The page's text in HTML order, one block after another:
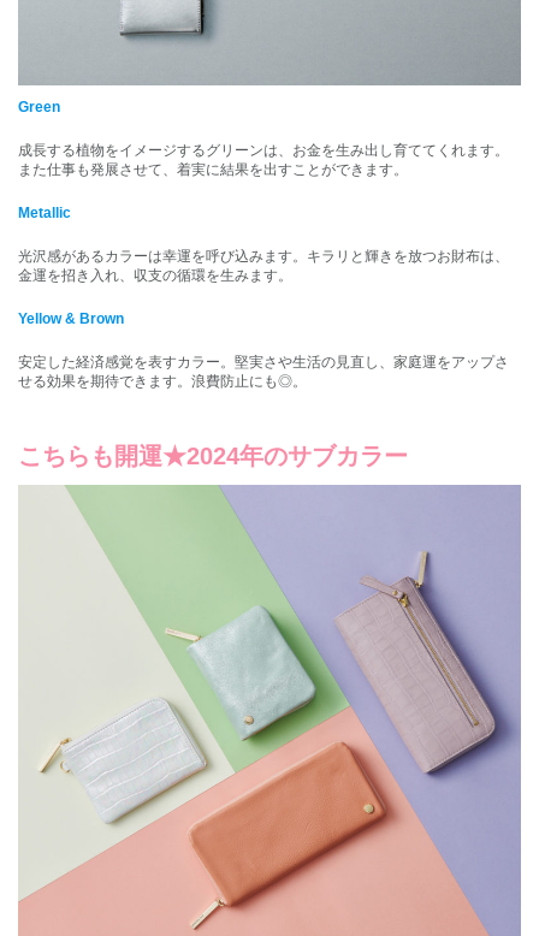
Green
成長する植物をイメージするグリーンは、お金を生み出し育ててくれます。
また仕事も発展させて、着実に結果を出すことができます。
Metallic
光沢感があるカラーは幸運を呼び込みます。キラリと輝きを放つお財布は、
金運を招き入れ、収支の循環を生みます。
Yellow & Brown
安定した経済感覚を表すカラー。堅実さや生活の見直し、家庭運をアップさ
せる効果を期待できます。浪費防止にも◎。
こちらも開運★2024年のサブカラー